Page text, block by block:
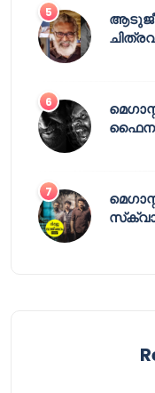
ഫൈനൽ